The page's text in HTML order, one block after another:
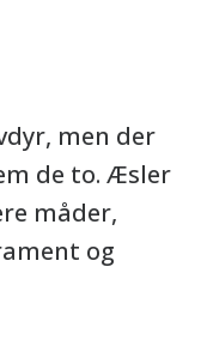
men der
de to. Æsler
måder,
og